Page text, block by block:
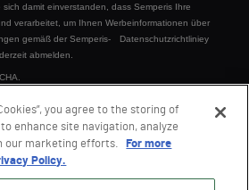
sich damit einverstanden, dass Semperis Ihre
verarbeitet, um Ihnen Werbeinformationen über
gemäß der Semperis-
Datenschutzrichtliniey
abmelden.
SENDEN
you agree to the storing of
enhance site navigation, analyze
our marketing efforts.
For more
Policy.